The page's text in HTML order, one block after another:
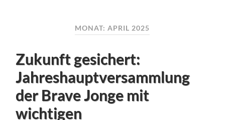
MONAT:APRIL 2025
Zukunft gesichert:
Jahreshauptversammlung
der Brave Jonge mit
wichtigen